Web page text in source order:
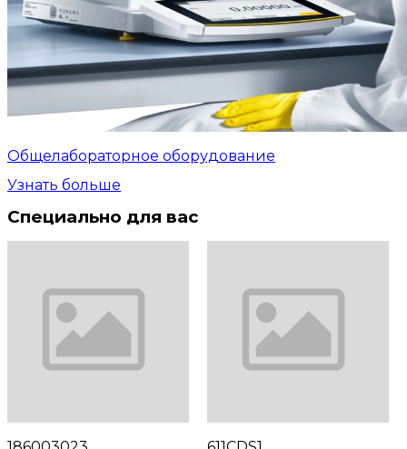
Общелабораторное оборудование
Узнать больше
Специально для вас